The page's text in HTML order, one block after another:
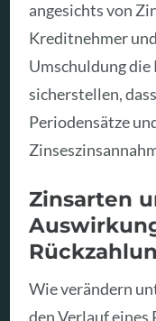
angesichts von
Kreditnehmer
Umschuldung die
sicherstellen,
Periodensätze
Zinsarten
Wie verändern
den Verlauf eines